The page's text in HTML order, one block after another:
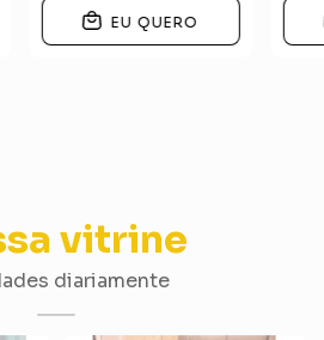
EU QUERO
vitrine
diariamente